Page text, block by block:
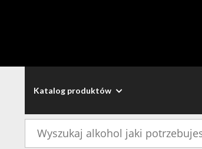
Katalog produktów